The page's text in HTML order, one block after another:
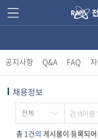
공지사항 Q&A FAQ
채용정보
전체
총 1건의 게시물이 등록되